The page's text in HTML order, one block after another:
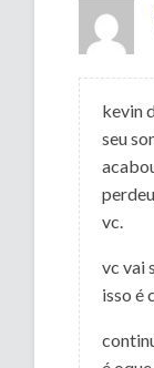
kevin
seu
vc.
vc vai
isso é